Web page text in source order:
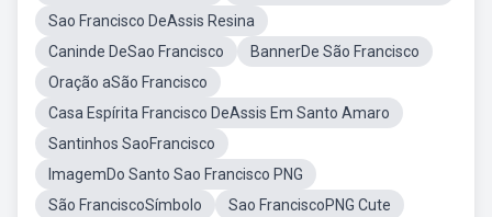
Sao Francisco DeAssis Resina
Caninde DeSao Francisco
BannerDe São Francisco
Oração aSão Francisco
Casa Espírita Francisco DeAssis Em Santo Amaro
Santinhos SaoFrancisco
ImagemDo Santo Sao Francisco PNG
São FranciscoSímbolo
Sao FranciscoPNG Cute